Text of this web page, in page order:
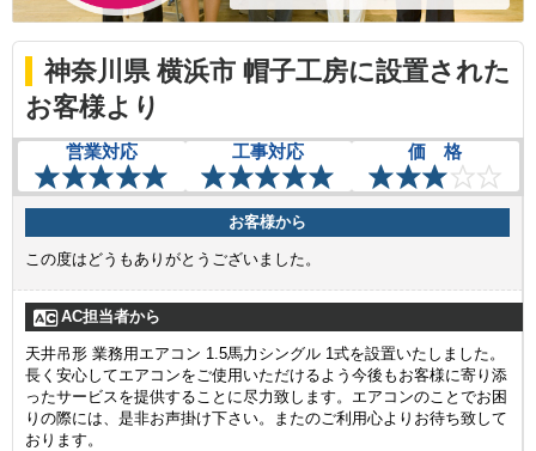
神奈川県 横浜市 帽子工房に設置された
お客様より
営業対応 工事対応 価 格
お客様から
この度はどうもありがとうございました。
AC担当者から
天井吊形 業務用エアコン 1.5馬力シングル 1式を設置いたしました。
長く安心してエアコンをご使用いただけるよう今後もお客様に寄り添
ったサービスを提供することに尽力致します。エアコンのことでお困
りの際には、是非お声掛け下さい。またのご利用心よりお待ち致して
おります。